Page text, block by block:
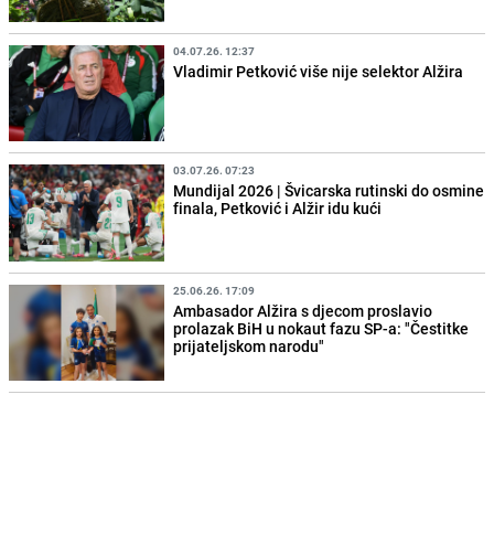
04.07.26. 12:37
Vladimir Petković više nije selektor Alžira
03.07.26. 07:23
Mundijal 2026 | Švicarska rutinski do osmine
finala, Petković i Alžir idu kući
25.06.26. 17:09
Ambasador Alžira s djecom proslavio
prolazak BiH u nokaut fazu SP-a: "Čestitke
prijateljskom narodu"